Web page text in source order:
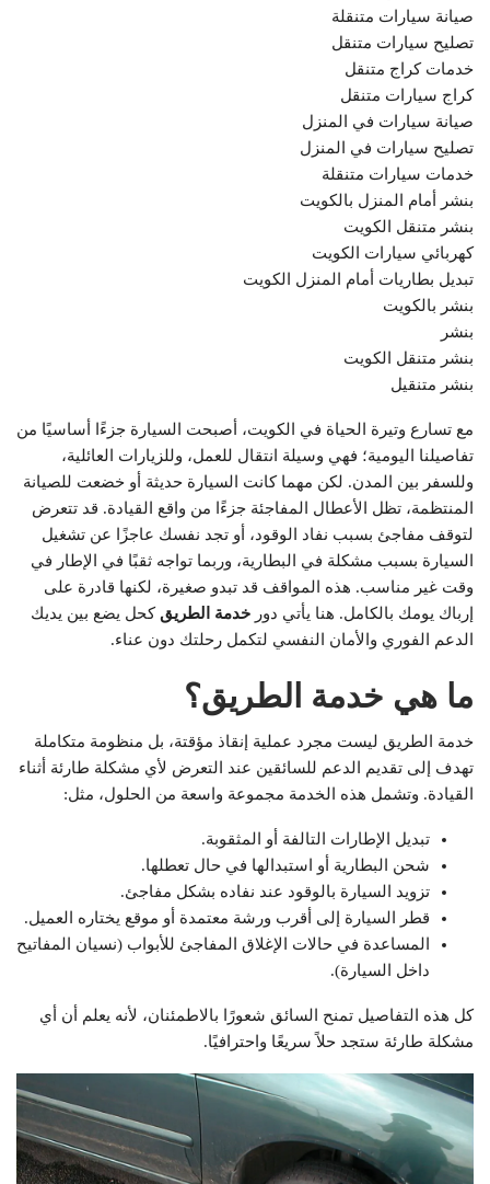
صيانة سيارات متنقلة
تصليح سيارات متنقل
خدمات كراج متنقل
كراج سيارات متنقل
صيانة سيارات في المنزل
تصليح سيارات في المنزل
خدمات سيارات متنقلة
بنشر أمام المنزل بالكويت
بنشر متنقل الكويت
كهربائي سيارات الكويت
تبديل بطاريات أمام المنزل الكويت
بنشر بالكويت
بنشر
بنشر متنقل الكويت
بنشر متنقيل
مع تسارع وتيرة الحياة في الكويت، أصبحت السيارة جزءًا أساسيًا من
تفاصيلنا اليومية؛ فهي وسيلة انتقال للعمل، وللزيارات العائلية،
وللسفر بين المدن. لكن مهما كانت السيارة حديثة أو خضعت للصيانة
المنتظمة، تظل الأعطال المفاجئة جزءًا من واقع القيادة. قد تتعرض
لتوقف مفاجئ بسبب نفاد الوقود، أو تجد نفسك عاجزًا عن تشغيل
السيارة بسبب مشكلة في البطارية، وربما تواجه ثقبًا في الإطار في
وقت غير مناسب. هذه المواقف قد تبدو صغيرة، لكنها قادرة على
إرباك يومك بالكامل. هنا يأتي دور خدمة الطريق كحل يضع بين يديك
الدعم الفوري والأمان النفسي لتكمل رحلتك دون عناء.
ما هي خدمة الطريق؟
خدمة الطريق ليست مجرد عملية إنقاذ مؤقتة، بل منظومة متكاملة
تهدف إلى تقديم الدعم للسائقين عند التعرض لأي مشكلة طارئة أثناء
القيادة. وتشمل هذه الخدمة مجموعة واسعة من الحلول، مثل:
تبديل الإطارات التالفة أو المثقوبة.
شحن البطارية أو استبدالها في حال تعطلها.
تزويد السيارة بالوقود عند نفاده بشكل مفاجئ.
قطر السيارة إلى أقرب ورشة معتمدة أو موقع يختاره العميل.
المساعدة في حالات الإغلاق المفاجئ للأبواب (نسيان المفاتيح
داخل السيارة).
كل هذه التفاصيل تمنح السائق شعورًا بالاطمئنان، لأنه يعلم أن أي
مشكلة طارئة ستجد حلاً سريعًا واحترافيًا.